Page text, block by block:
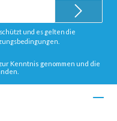
und es gelten die
Kenntnis genommen und die